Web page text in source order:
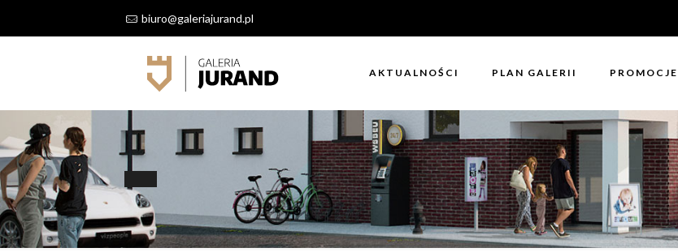
biuro@galeriajurand.pl
AKTUALNOŚCI PLAN GALERII PROMOCJE